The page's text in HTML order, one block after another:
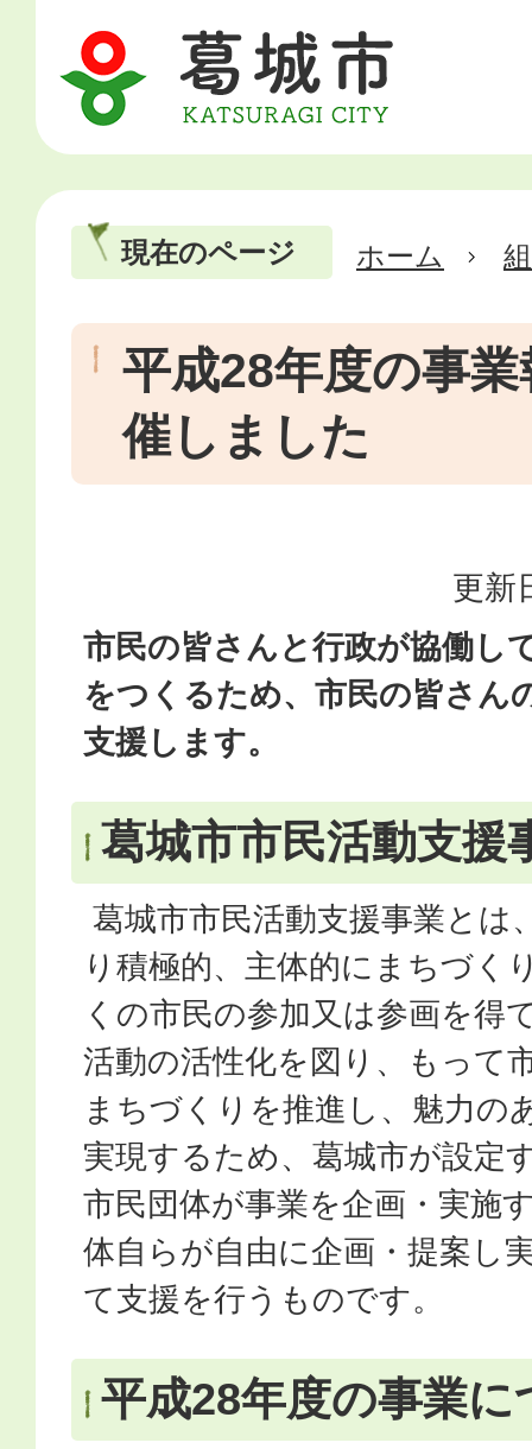
現在のページ ホーム
平成28年度の事
催しました
更新
市民の皆さんと行政が協働し
をつくるため、市民の皆さん
支援します。
葛城市市民活動支援
葛城市市民活動支援事業とは
り積極的、主体的にまちづく
くの市民の参加又は参画を得
活動の活性化を図り、もって
まちづくりを推進し、魅力の
実現するため、葛城市が設定
市民団体が事業を企画・実施
体自らが自由に企画・提案し
て支援を行うものです。
平成28年度の事業に